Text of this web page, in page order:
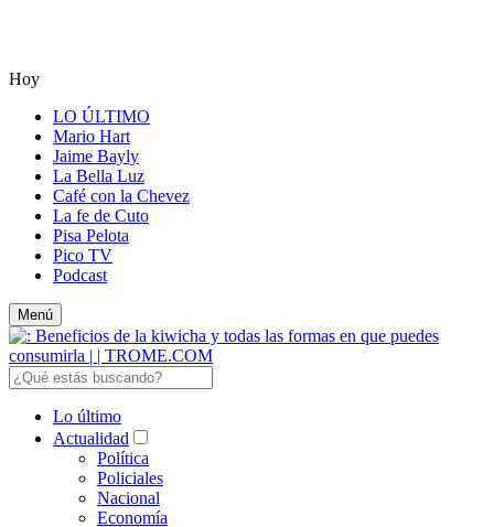
Hoy
LO ÚLTIMO
Mario Hart
Jaime Bayly
La Bella Luz
Café con la Chevez
La fe de Cuto
Pisa Pelota
Pico TV
Podcast
Menú
Lo último
Actualidad
Política
Policiales
Nacional
Economía